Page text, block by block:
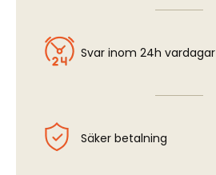
Svar inom 24h vardagar
Säker betalning